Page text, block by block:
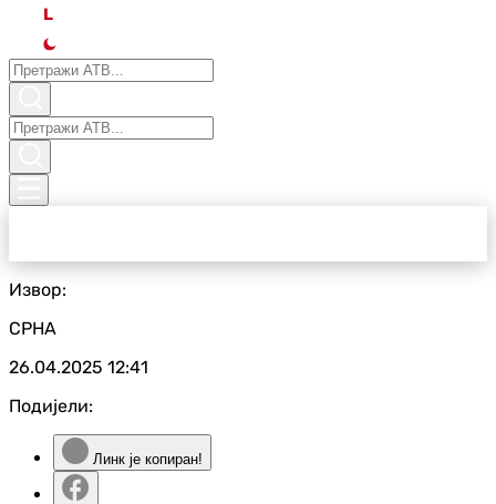
L
Извор:
СРНА
26.04.2025 12:41
Подијели:
Линк је копиран!